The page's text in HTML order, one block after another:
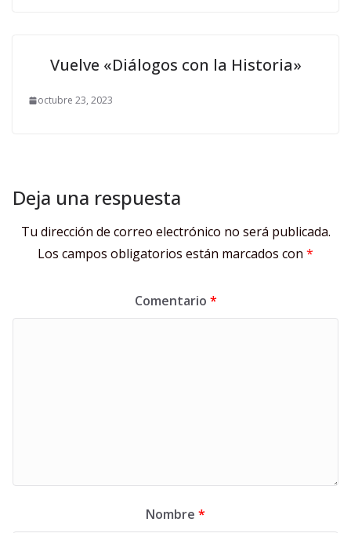
Vuelve «Diálogos con la Historia»
octubre 23, 2023
Deja una respuesta
Tu dirección de correo electrónico no será publicada.
Los campos obligatorios están marcados con *
Comentario *
Nombre *